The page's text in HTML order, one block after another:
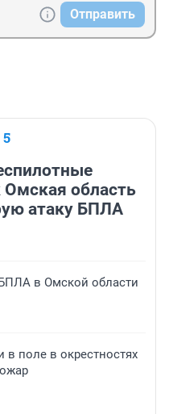
Отправить
Омская область
атаку БПЛА
в Омской области
поле в окрестностях